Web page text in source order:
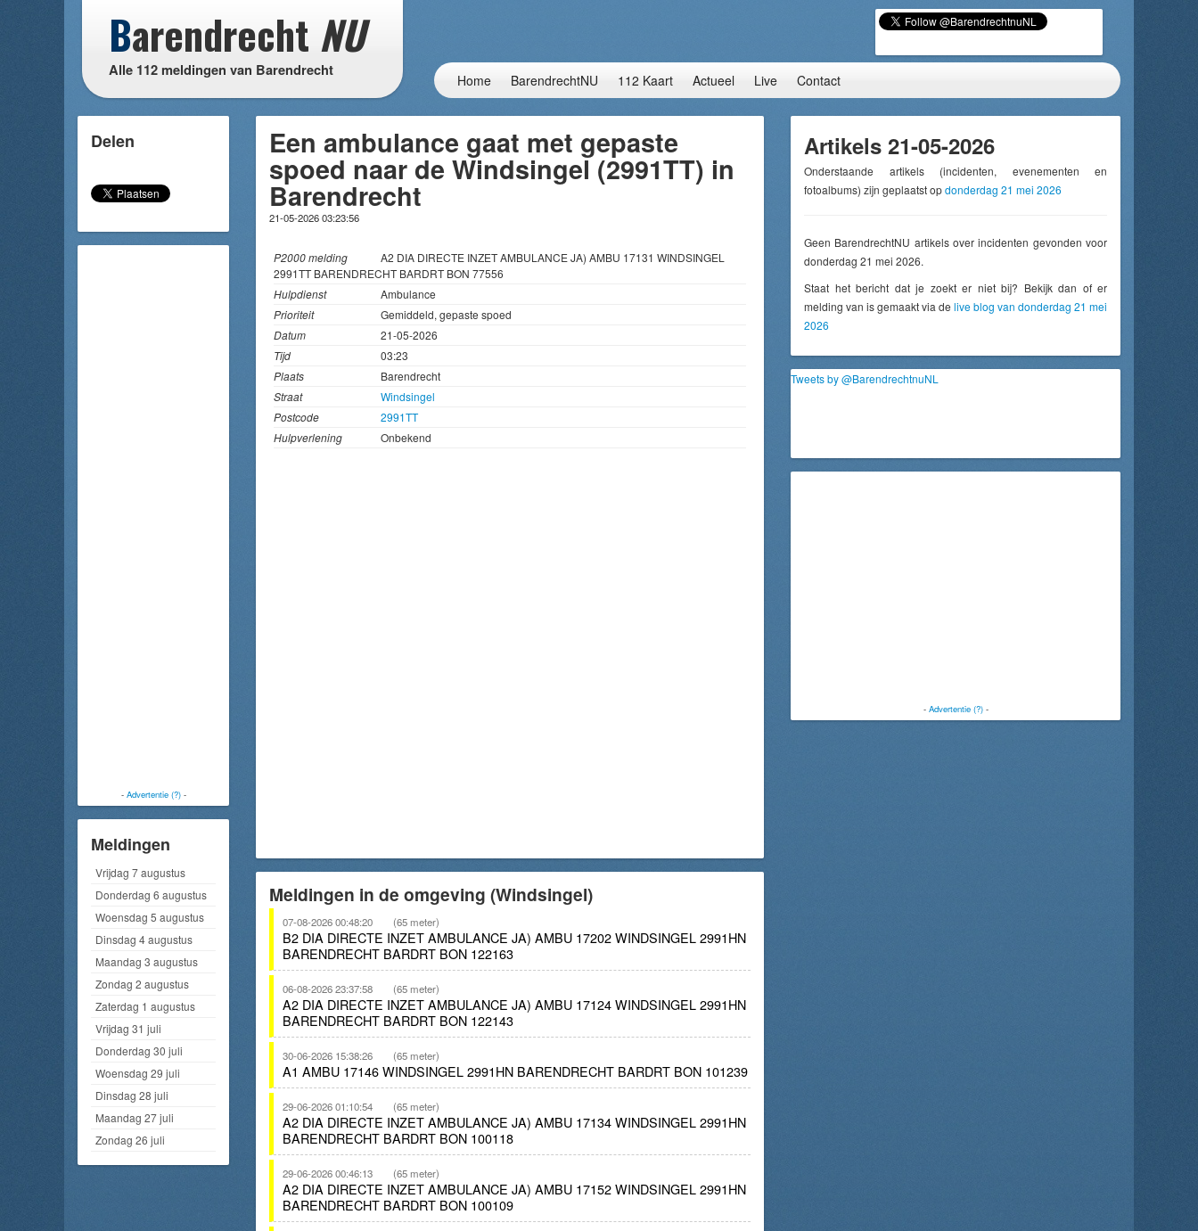
Barendrecht NU
Alle 112 meldingen van Barendrecht
Home BarendrechtNU 112 Kaart Actueel Live Contact
Delen
- Advertentie (?)-
Meldingen
Vrijdag 7 augustus
Donderdag 6 augustus
Woensdag 5 augustus
Dinsdag 4 augustus
Maandag 3 augustus
Zondag 2 augustus
Zaterdag 1 augustus
Vrijdag 31 juli
Donderdag 30 juli
Woensdag 29 juli
Dinsdag 28 juli
Maandag 27 juli
Zondag 26 juli
Een ambulance gaat met gepaste
spoed naar de Windsingel (2991TT) in
Barendrecht
21-05-2026 03:23:56
P2000 melding
A2 DIA DIRECTE INZET AMBULANCE JA) AMBU 17131 WINDSINGEL
2991TT BARENDRECHT BARDRT BON 77556
Hulpdienst
Ambulance
Prioriteit
Gemiddeld, gepaste spoed
Datum
21-05-2026
Tijd
03:23
Plaats
Barendrecht
Straat
Windsingel
Postcode
2991TT
Hulpverlening
Onbekend
Meldingen in de omgeving (Windsingel)
07-08-2026 00:48:20 (65 meter)
B2 DIA DIRECTE INZET AMBULANCE JA) AMBU 17202 WINDSINGEL 2991HN
BARENDRECHT BARDRT BON 122163
06-08-2026 23:37:58 (65 meter)
A2 DIA DIRECTE INZET AMBULANCE JA) AMBU 17124 WINDSINGEL 2991HN
BARENDRECHT BARDRT BON 122143
30-06-2026 15:38:26 (65 meter)
A1 AMBU 17146 WINDSINGEL 2991HN BARENDRECHT BARDRT BON 101239
29-06-2026 01:10:54 (65 meter)
A2 DIA DIRECTE INZET AMBULANCE JA) AMBU 17134 WINDSINGEL 2991HN
BARENDRECHT BARDRT BON 100118
29-06-2026 00:46:13 (65 meter)
A2 DIA DIRECTE INZET AMBULANCE JA) AMBU 17152 WINDSINGEL 2991HN
BARENDRECHT BARDRT BON 100109
Artikels 21-05-2026
Onderstaande artikels (incidenten, evenementen en
fotoalbums) zijn geplaatst opdonderdag 21 mei 2026
Geen BarendrechtNU artikels over incidenten gevonden voor
donderdag 21 mei 2026.
Staat het bericht dat je zoekt er niet bij? Bekijk dan of er
melding van is gemaakt via de live blog van donderdag 21 mei
2026
Tweets by @BarendrechtnuNL
- Advertentie (?)-